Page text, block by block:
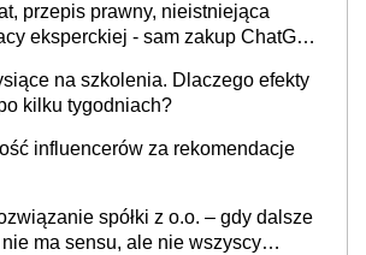
przepis prawny, nieistniejąca
eksperckiej - sam zakup ChatGPT
na szkolenia. Dlaczego efekty
kilku tygodniach?
influencerów za rekomendacje
spółki z o.o. – gdy dalsze
ma sensu, ale nie wszyscy